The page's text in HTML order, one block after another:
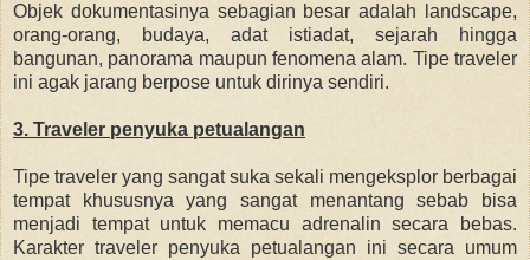
Objek dokumentasinya sebagian besar adalah landscape,
orang-orang, budaya, adat istiadat, sejarah hingga
bangunan, panorama maupun fenomena alam. Tipe traveler
ini agak jarang berpose untuk dirinya sendiri.
3. Traveler penyuka petualangan
Tipe traveler yang sangat suka sekali mengeksplor berbagai
tempat khususnya yang sangat menantang sebab bisa
menjadi tempat untuk memacu adrenalin secara bebas.
Karakter traveler penyuka petualangan ini secara umum